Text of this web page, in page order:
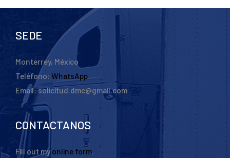
SEDE
Monterrey, México
Teléfono: WhatsApp
Email: solicitud.dmc@gmail.com
CONTACTANOS
Fill out my online form.